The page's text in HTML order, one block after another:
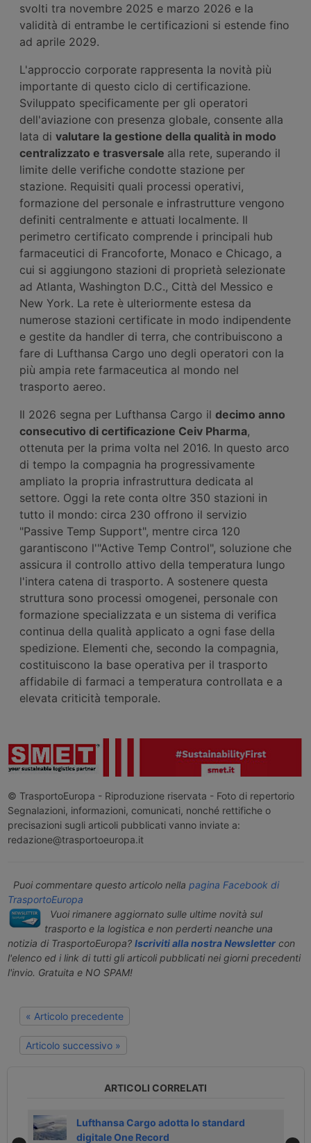
svolti tra novembre 2025 e marzo 2026 e la
validità di entrambe le certificazioni si estende fino
ad aprile 2029.
L'approccio corporate rappresenta la novità più
importante di questo ciclo di certificazione.
Sviluppato specificamente per gli operatori
dell'aviazione con presenza globale, consente alla
Iata di valutare la gestione della qualità in modo
centralizzato e trasversale alla rete, superando il
limite delle verifiche condotte stazione per
stazione. Requisiti quali processi operativi,
formazione del personale e infrastrutture vengono
definiti centralmente e attuati localmente. Il
perimetro certificato comprende i principali hub
farmaceutici di Francoforte, Monaco e Chicago, a
cui si aggiungono stazioni di proprietà selezionate
ad Atlanta, Washington D.C., Città del Messico e
New York. La rete è ulteriormente estesa da
numerose stazioni certificate in modo indipendente
e gestite da handler di terra, che contribuiscono a
fare di Lufthansa Cargo uno degli operatori con la
più ampia rete farmaceutica al mondo nel
trasporto aereo.
Il 2026 segna per Lufthansa Cargo il decimo anno
consecutivo di certificazione Ceiv Pharma,
ottenuta per la prima volta nel 2016. In questo arco
di tempo la compagnia ha progressivamente
ampliato la propria infrastruttura dedicata al
settore. Oggi la rete conta oltre 350 stazioni in
tutto il mondo: circa 230 offrono il servizio
"Passive Temp Support", mentre circa 120
garantiscono l'"Active Temp Control", soluzione che
assicura il controllo attivo della temperatura lungo
l'intera catena di trasporto. A sostenere questa
struttura sono processi omogenei, personale con
formazione specializzata e un sistema di verifica
continua della qualità applicato a ogni fase della
spedizione. Elementi che, secondo la compagnia,
costituiscono la base operativa per il trasporto
affidabile di farmaci a temperatura controllata e a
elevata criticità temporale.
© TrasportoEuropa - Riproduzione riservata - Foto di repertorio
Segnalazioni, informazioni, comunicati, nonché rettifiche o
precisazioni sugli articoli pubblicati vanno inviate a:
redazione@trasportoeuropa.it
Puoi commentare questo articolo nella pagina Facebook di
TrasportoEuropa
Vuoi rimanere aggiornato sulle ultime novità sul
trasporto e la logistica e non perderti neanche una
notizia di TrasportoEuropa? Iscriviti alla nostra Newslettercon
l'elenco ed i link di tutti gli articoli pubblicati nei giorni precedenti
l'invio. Gratuita e NO SPAM!
« Articolo precedente
Articolo successivo »
ARTICOLI CORRELATI
Lufthansa Cargo adotta lo standard
digitale One Record